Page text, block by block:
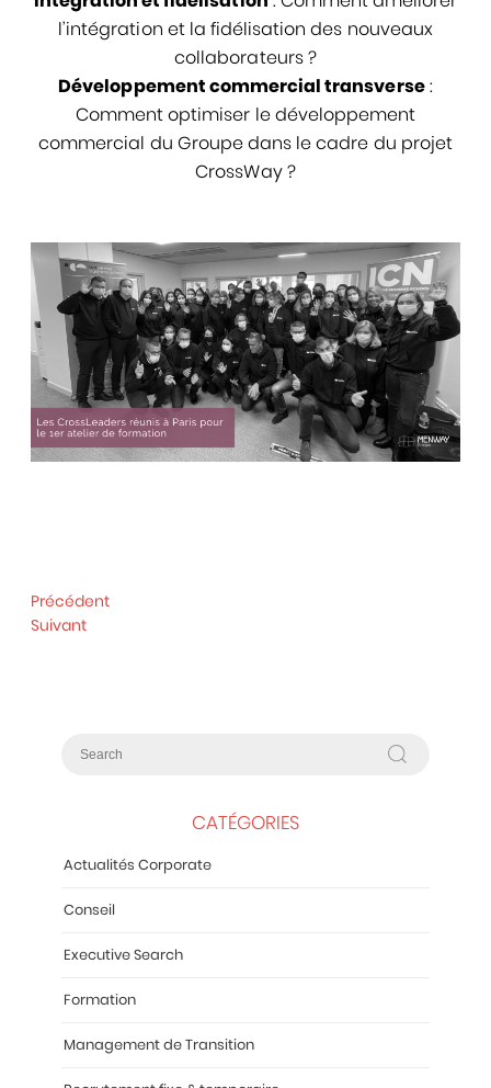
l’intégration et la fidélisation des nouveaux
collaborateurs ?
Développement commercial transverse:
Comment optimiser le développement
commercial du Groupe dans le cadre du projet
CrossWay ?
Précédent
Suivant
CATÉGORIES
Actualités Corporate
Conseil
Executive Search
Formation
Management de Transition